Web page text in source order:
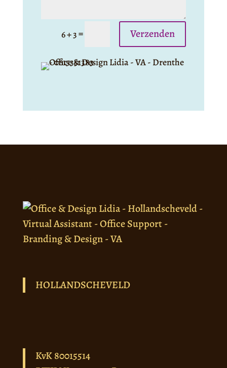
6 + 3= Verzenden
HOLLANDSCHEVELD
KvK 80015514